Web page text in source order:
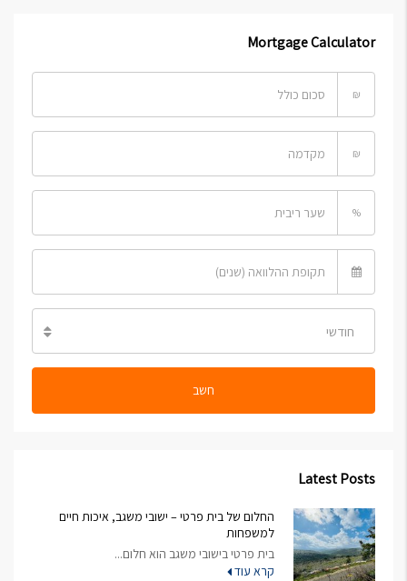
Mortgage Calculator
₪
₪
%
חודשי
חשב
Latest Posts
החלום של בית פרטי – ישובי משגב, איכות חיים
למשפחות
בית פרטי בישובי משגב הוא חלום...
קרא עוד